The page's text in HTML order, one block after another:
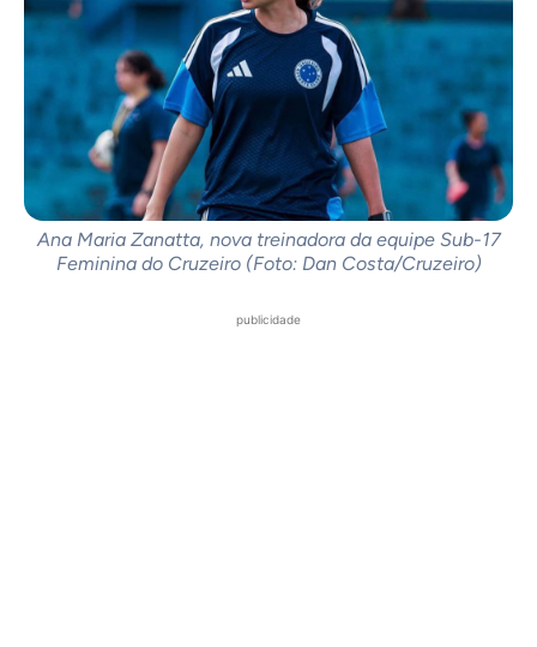
Ana Maria Zanatta, nova treinadora da equipe Sub-17
Feminina do Cruzeiro (Foto: Dan Costa/Cruzeiro)
publicidade